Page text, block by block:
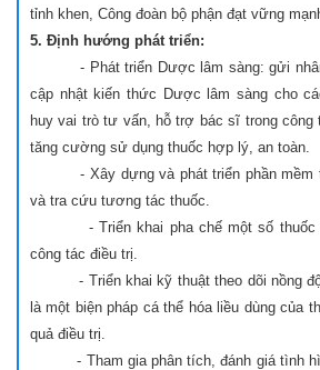
tỉnh khen, Công đoàn bộ phận đạt vững
5. Định hướng phát triển:
- Phát triển Dược lâm sàng: gửi nhân
cập nhật kiến thức Dược lâm sàng cho
huy vai trò tư vấn, hỗ trợ bác sĩ trong công
tăng cường sử dụng thuốc hợp lý, an toàn.
- Xây dựng và phát triển phần mềm
và tra cứu tương tác thuốc.
- Triển khai pha chế một số thuốc
công tác điều trị.
- Triển khai kỹ thuật theo dõi nồng độ
là một biện pháp cá thể hóa liều dùng của
quả điều trị.
- Tham gia phân tích, đánh giá tình